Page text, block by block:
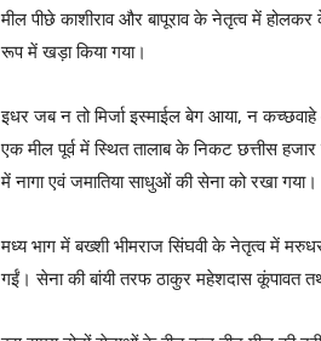
मील पीछे काशीराव और बापूराव के नेतृत्व में
रूप में खड़ा किया गया।
इधर जब न तो मिर्जा इस्माईल बेग आया, न
एक मील पूर्व में स्थित तालाब के निकट छत्तीस
में नागा एवं जमातिया साधुओं की सेना को रखा गया।
मध्य भाग में बख्शी भीमराज सिंघवी के नेतृत्व में
गईं। सेना की बांयी तरफ ठाकुर महेशदास कूंपावत